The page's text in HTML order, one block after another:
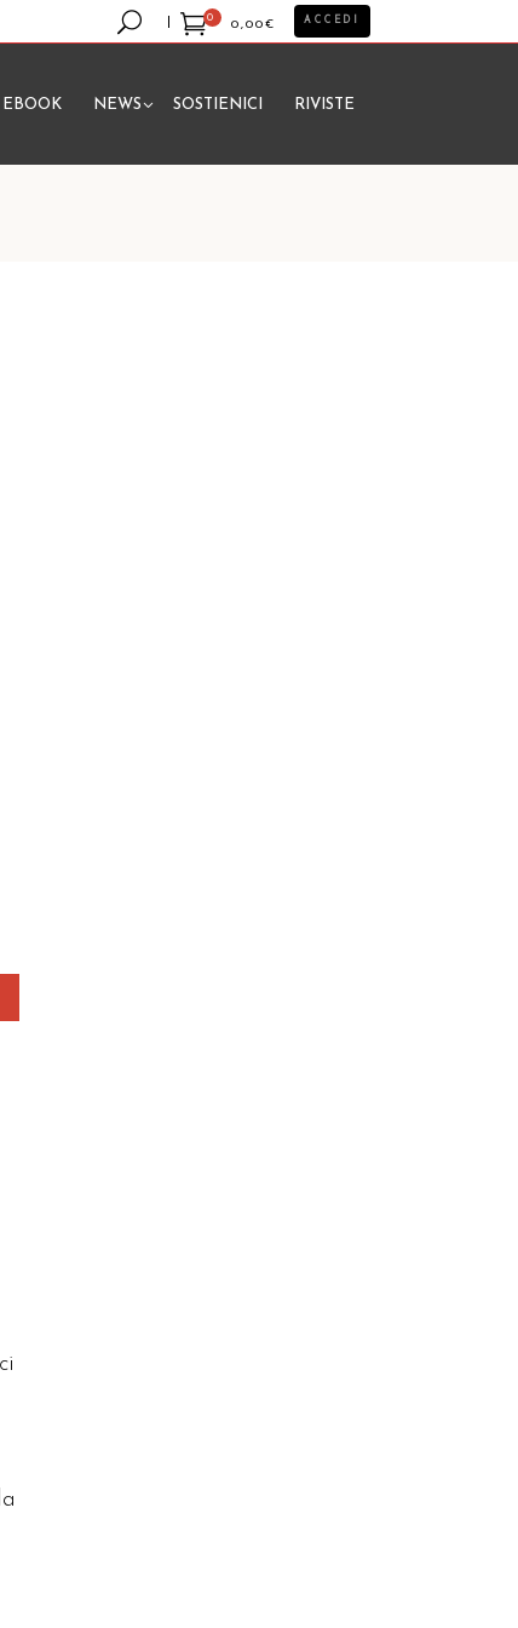
0
0,00€
prodotto nel carrello.
ACCEDI
EBOOK NEWS SOSTIENICI RIVISTE